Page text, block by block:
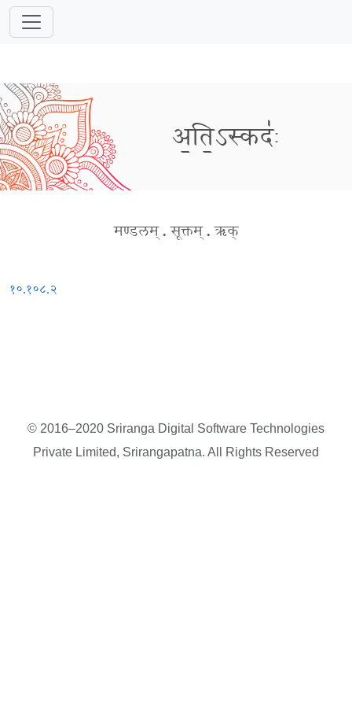
अ॒ति॒ऽस्कदः॑
मण्डलम् . सूक्तम् . ऋक्
१०.१०८.२
© 2016–2020 Sriranga Digital Software Technologies
Private Limited, Srirangapatna. All Rights Reserved